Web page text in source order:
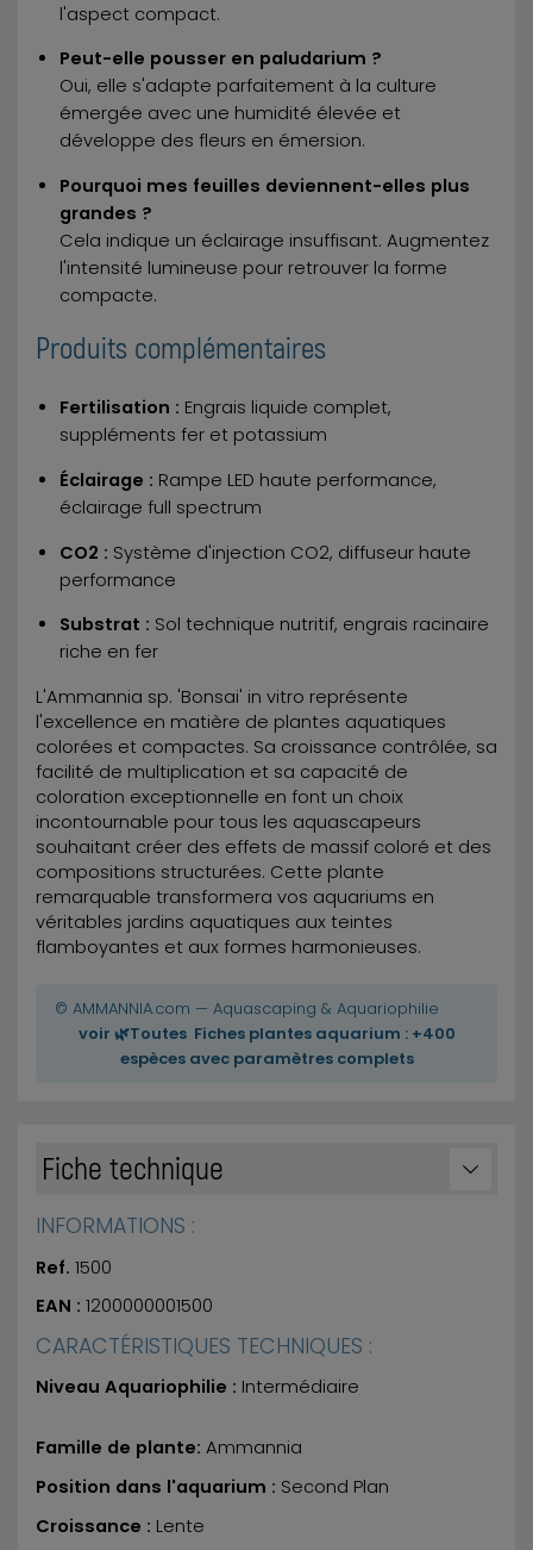
l'aspect compact.
Peut-elle pousser en paludarium ?
Oui, elle s'adapte parfaitement à la culture
émergée avec une humidité élevée et
développe des fleurs en émersion.
Pourquoi mes feuilles deviennent-elles plus
grandes ?
Cela indique un éclairage insuffisant. Augmentez
l'intensité lumineuse pour retrouver la forme
compacte.
Produits complémentaires
Fertilisation : Engrais liquide complet,
suppléments fer et potassium
Éclairage : Rampe LED haute performance,
éclairage full spectrum
CO2 : Système d'injection CO2, diffuseur haute
performance
Substrat : Sol technique nutritif, engrais racinaire
riche en fer
L'Ammannia sp. 'Bonsai' in vitro représente
l'excellence en matière de plantes aquatiques
colorées et compactes. Sa croissance contrôlée, sa
facilité de multiplication et sa capacité de
coloration exceptionnelle en font un choix
incontournable pour tous les aquascapeurs
souhaitant créer des effets de massif coloré et des
compositions structurées. Cette plante
remarquable transformera vos aquariums en
véritables jardins aquatiques aux teintes
flamboyantes et aux formes harmonieuses.
© AMMANNIA.com — Aquascaping & Aquariophilie
voir 🌿Toutes Fiches plantes aquarium : +400
espèces avec paramètres complets
Fiche technique
INFORMATIONS :
Ref. 1500
EAN : 1200000001500
CARACTÉRISTIQUES TECHNIQUES :
Niveau Aquariophilie : Intermédiaire
Famille de plante: Ammannia
Position dans l'aquarium : Second Plan
Croissance : Lente